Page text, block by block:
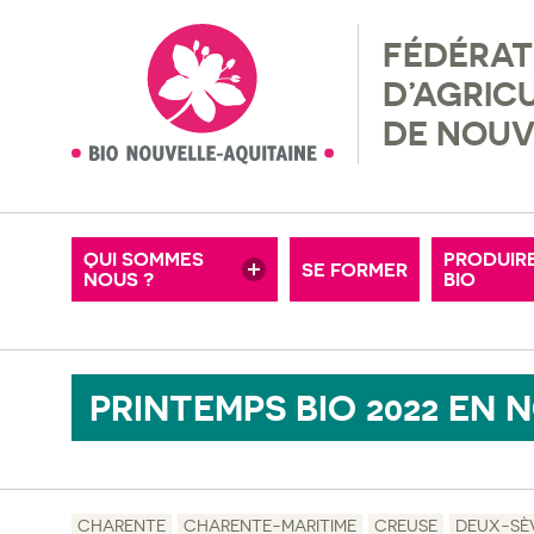
DE
MOTS-CLÉS
QUI SOMMES
NOUS ?
NOS ADHÉRENTS
MISSIONS & VALEURS
OFFRES D’EMPLOI
NOS PARTENAIRES SE FORMER
BIO
PRINTEMPS BIO 2022 EN
CHARENTE CHARENTE-MARITIME CREUSE DEUX-